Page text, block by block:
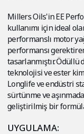
Millers Oils'in EE
kullanımı için ideal
performanslı motor
performansı
tasarlanmıştır.
teknolojisi ve ester
Longlife ve endüstri
sürtünme ve
geliştirilmiş bir
UYGULAMA: